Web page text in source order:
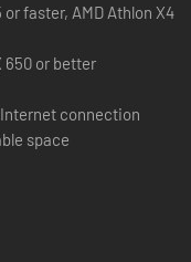
faster, AMD Athlon X4
650 or better
connection
space